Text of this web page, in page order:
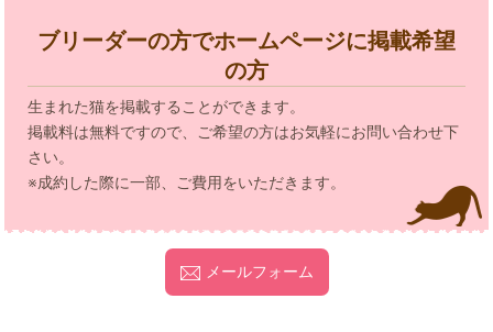
ブリーダーの方でホームページに掲載希望
の方
生まれた猫を掲載することができます。
掲載料は無料ですので、ご希望の方はお気軽にお問い合わせ下
さい。
※成約した際に一部、ご費用をいただきます。
メールフォーム